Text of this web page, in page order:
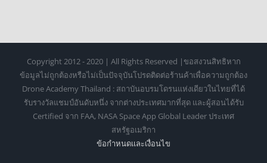
Copyright 2012 - 2020 | All Rights Reserved |ขอสงวนสิทธิหาก
ข้อมูลไม่ถูกต้องหรือไม่เป็นปัจจุบันโปรดติดต่อร้านค้าเพื่อความถูกต้อง
Drone Academy Thailand : สถาบันอบรมโดรนแห่งเดียวในไทยที่ได้
รับรางวัลแชมป์อันดับหนึ่ง จากต่างประเทศมากที่สุด และผู้สอนได้รับ
Certified จาก FAA, NASA Space App Global Leader ประเทศ
สหรัฐอเมริกา
ข้อกำหนดเเละเงื่อนไข